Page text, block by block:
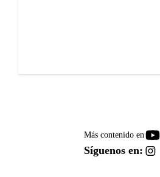
Más contenido en
Síguenos en: